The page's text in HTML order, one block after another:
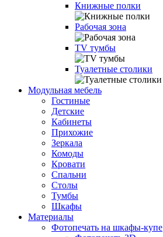
Книжные полки
Рабочая зона
TV тумбы
Туалетные столики
Модульная мебель
Гостиные
Детские
Кабинеты
Прихожие
Зеркала
Комоды
Кровати
Спальни
Столы
Тумбы
Шкафы
Материалы
Фотопечать на шкафы-купе